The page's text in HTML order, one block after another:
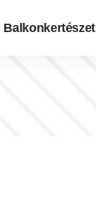
Balkonkertészet